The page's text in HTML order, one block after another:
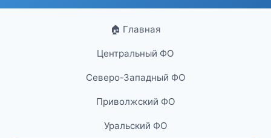
🏠 Главная
Центральный ФО
Северо-Западный ФО
Приволжский ФО
Уральский ФО